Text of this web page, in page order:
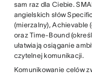
sam raz dla Ciebie.
angielskich słów
(mierzalny), Achievable
oraz Time-Bound
ułatwiają osiąganie
czytelnej komunikacji.
Komunikowanie celów